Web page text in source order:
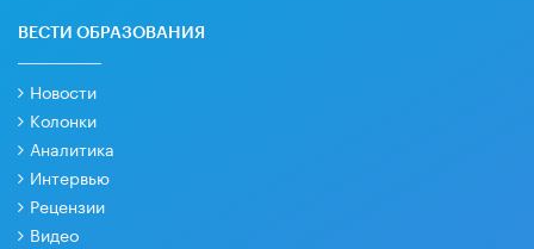
ВЕСТИ ОБРАЗОВАНИЯ
Новости
Колонки
Аналитика
Интервью
Рецензии
Видео